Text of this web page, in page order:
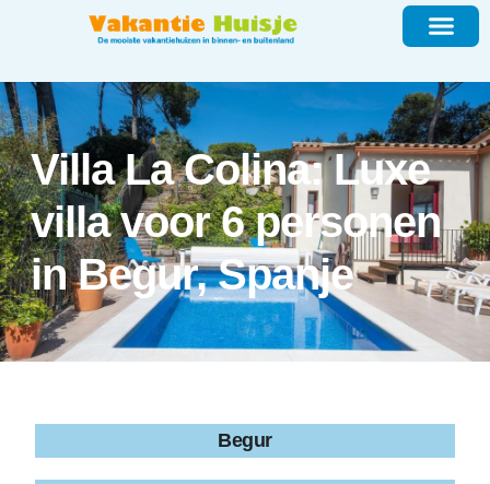
Villa La Colina: Luxe
villa voor 6 personen
in Begur, Spanje
Begur